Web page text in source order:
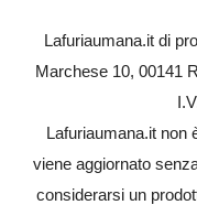
Lafuriaumana.it di
Marchese 10, 00141
Lafuriaumana.it non
viene aggiornato
considerarsi un